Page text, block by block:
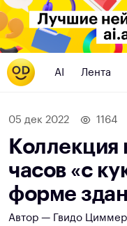
AI Лента
05 дек 2022 1164
Коллекция
часов «с
форме
Автор — Гвидо